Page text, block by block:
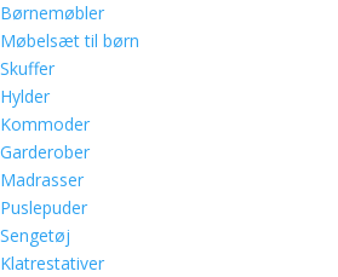
Børnemøbler
Møbelsæt til børn
Skuffer
Hylder
Kommoder
Garderober
Madrasser
Puslepuder
Sengetøj
Klatrestativer